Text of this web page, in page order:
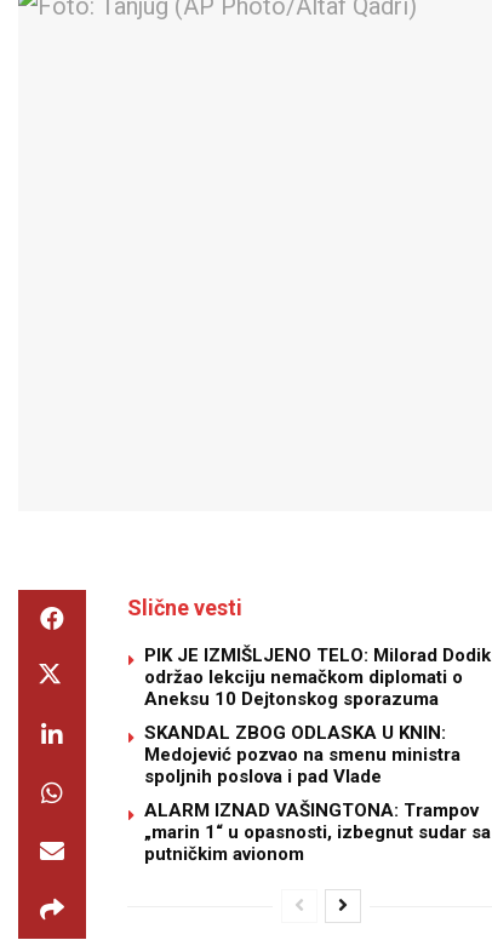
Slične vesti
PIK JE IZMIŠLJENO TELO: Milorad Dodik
održao lekciju nemačkom diplomati o
Aneksu 10 Dejtonskog sporazuma
SKANDAL ZBOG ODLASKA U KNIN:
Medojević pozvao na smenu ministra
spoljnih poslova i pad Vlade
ALARM IZNAD VAŠINGTONA: Trampov
„marin 1“ u opasnosti, izbegnut sudar sa
putničkim avionom